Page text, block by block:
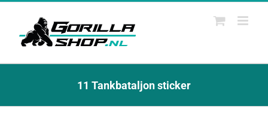
Ga
11 Tankbataljon sticker